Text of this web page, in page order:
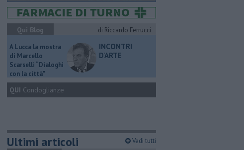
Qui Blog
di Riccardo Ferrucci
A Lucca la mostra
di Marcello
Scarselli “Dialoghi
con la città"
INCONTRI
D'ARTE
QUI Condoglianze
Ultimi articoli Vedi tutti